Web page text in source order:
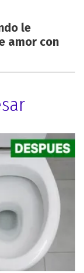
le
amor con